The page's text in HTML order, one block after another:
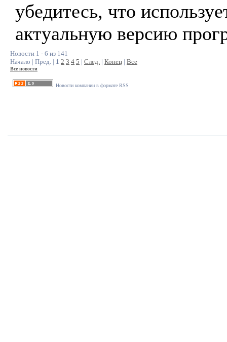
убедитесь, что
актуальную версию
Новости 1 - 6 из 141
Начало | Пред. | 1 2 3 4 5 | След. | Конец | Все
Все новости
Новости компании в формате RSS